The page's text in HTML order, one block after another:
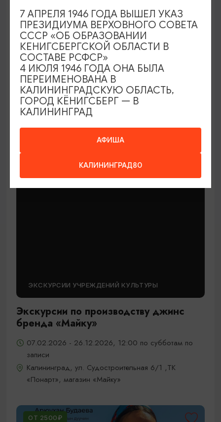
МАСТЕР-КЛАССЫ
Мастер-классы по керамике Елены
Бодяковой
Калининград, ул. Баранова, 45
ЭКСКУРСИИ УЧРЕЖДЕНИЙ КУЛЬТУРЫ
Экскурсии по производству джинс
бренда «Майку»
07.02.2026 - 26.12.2026, 12:00 по субботам по
записи
Калининград, ул. Судостроительная 6/1 ,ТК
«Понарт», магазин «Майку»
ОТ 2500₽
АФИША
КАЛИНИНГРАД80
7 АПРЕЛЯ 1946 ГОДА ВЫШЕЛ УКАЗ
ПРЕЗИДИУМА ВЕРХОВНОГО СОВЕТА
СССР «ОБ ОБРАЗОВАНИИ
КЕНИГСБЕРГСКОЙ ОБЛАСТИ В
СОСТАВЕ РСФСР»
4 ИЮЛЯ 1946 ГОДА ОНА БЫЛА
ПЕРЕИМЕНОВАНА В
КАЛИНИНГРАДСКУЮ ОБЛАСТЬ,
ГОРОД КЁНИГСБЕРГ — В
КАЛИНИНГРАД